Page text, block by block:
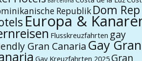
Republik Dom Rep
Europa &
Flusskreuzfahrten gay
Gran Canaria Gay Gran
Gay Kreuzfahrten 2025 Gran